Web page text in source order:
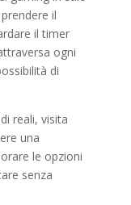
il
il timer
ogni
di
reali, visita
una
le opzioni
senza